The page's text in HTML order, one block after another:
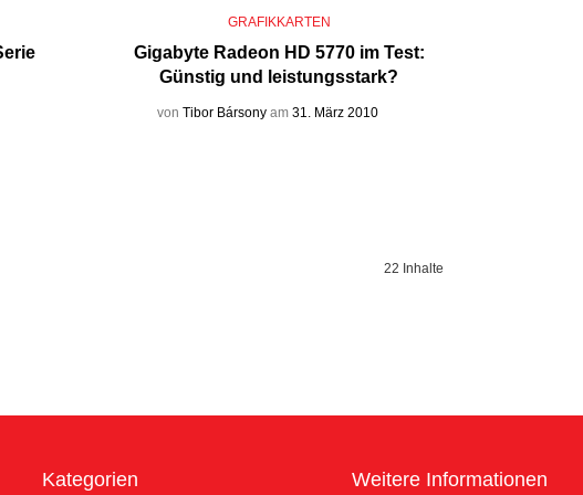
GRAFIKKARTEN
Gigabyte Radeon HD 5770 im Test:
Günstig und leistungsstark?
vonTibor Bársony am31. März 2010
22 Inhalte
Kategorien Weitere Informationen